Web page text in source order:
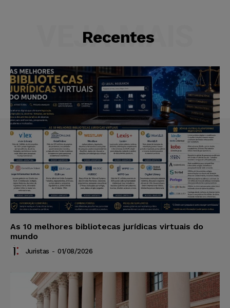
Recentes
VEJA MAIS
As 10 melhores bibliotecas jurídicas virtuais do
mundo
Juristas - 01/08/2026